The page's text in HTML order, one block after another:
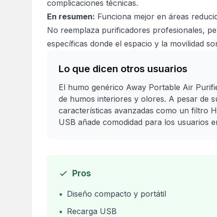
complicaciones técnicas.
En resumen: Funciona mejor en áreas
No reemplaza purificadores profesionales,
específicas donde el espacio y la movilidad
Lo que dicen otros usuarios
El humo genérico Away Portable Air
de humos interiores y olores. A pesar de
características avanzadas como un filtro
USB añade comodidad para los usuarios
Pros
• Diseño compacto y portátil
• Recarga USB